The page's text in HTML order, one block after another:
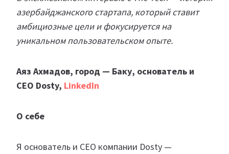
азербайджанского стартапа, который ставит
амбициозные цели и фокусируется на
уникальном пользовательском опыте.
Аяз Ахмадов, город — Баку, основатель и
CEO Dosty, LinkedIn
О себе
Я основатель и CEO компании Dosty —